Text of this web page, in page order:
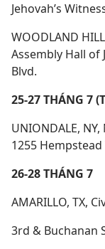
Jehovah’s
WOODLAND
Assembly Hall of
Blvd.
25-27 THÁNG 7
UNIONDALE,
1255 Hempstead
26-28 THÁNG 7
AMARILLO, TX,
3rd & Buchanan